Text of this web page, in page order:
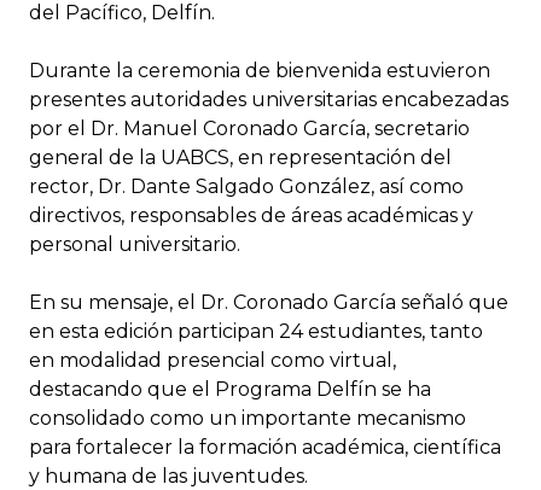
del Pacífico, Delfín.
Durante la ceremonia de bienvenida estuvieron
presentes autoridades universitarias encabezadas
por el Dr. Manuel Coronado García, secretario
general de la UABCS, en representación del
rector, Dr. Dante Salgado González, así como
directivos, responsables de áreas académicas y
personal universitario.
En su mensaje, el Dr. Coronado García señaló que
en esta edición participan 24 estudiantes, tanto
en modalidad presencial como virtual,
destacando que el Programa Delfín se ha
consolidado como un importante mecanismo
para fortalecer la formación académica, científica
y humana de las juventudes.